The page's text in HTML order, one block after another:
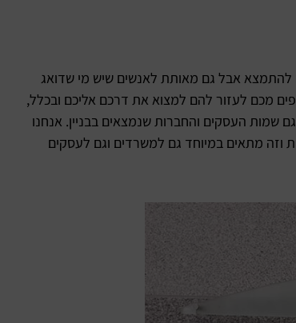
להתמצא אבל גם מאותת לאנשים שיש מי שדואג
מכם לעזור להם למצוא את דרכם אליכם ובכלל,
שמות העסקים והחברות שנמצאים בבניין. אנחנו
וזה מתאים במיוחד גם למשרדים וגם לעסקים